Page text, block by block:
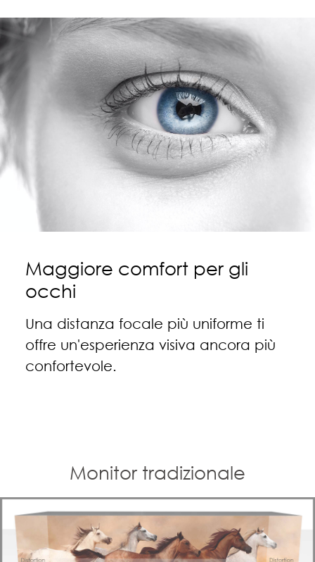
Maggiore comfort per gli
occhi
Una distanza focale più uniforme ti
offre un'esperienza visiva ancora più
confortevole.
Monitor tradizionale